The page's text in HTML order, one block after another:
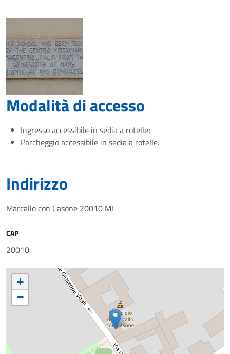
Modalità di accesso
Ingresso accessibile in sedia a rotelle;
Parcheggio accessibile in sedia a rotelle.
Indirizzo
Marcallo con Casone 20010 MI
CAP
20010
+
−